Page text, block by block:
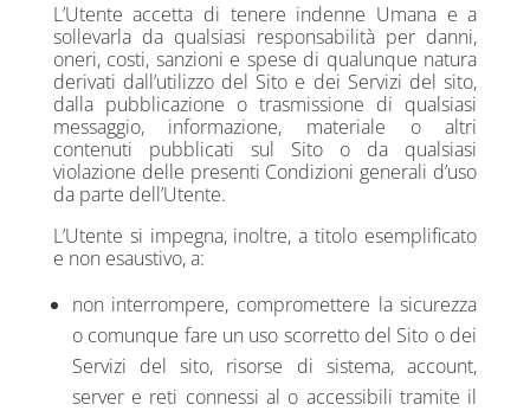
L’Utente accetta di tenere indenne Umana e a
sollevarla da qualsiasi responsabilità per danni,
oneri, costi, sanzioni e spese di qualunque natura
derivati dall’utilizzo del Sito e dei Servizi del sito,
dalla pubblicazione o trasmissione di qualsiasi
messaggio, informazione, materiale o altri
contenuti pubblicati sul Sito o da qualsiasi
violazione delle presenti Condizioni generali d’uso
da parte dell’Utente.
L’Utente si impegna, inoltre, a titolo esemplificato
e non esaustivo, a:
non interrompere, compromettere la sicurezza
o comunque fare un uso scorretto del Sito o dei
Servizi del sito, risorse di sistema, account,
server e reti connessi al o accessibili tramite il